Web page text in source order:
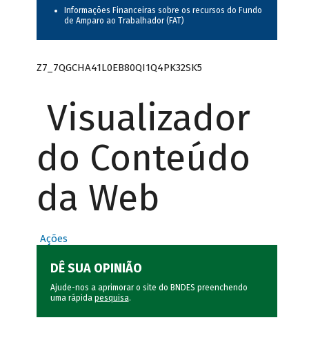
Informações Financeiras sobre os recursos do Fundo
de Amparo ao Trabalhador (FAT)
Z7_7QGCHA41L0EB80QI1Q4PK32SK5
Visualizador
do Conteúdo
da Web
Ações
DÊ SUA OPINIÃO
Ajude-nos a aprimorar o site do BNDES preenchendo
uma rápida pesquisa.